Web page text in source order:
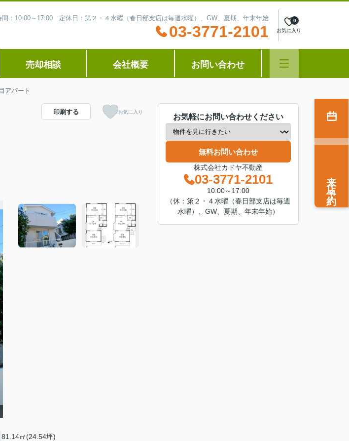
間：10:00～17:00 定休日：第２・４水曜（春日部支店は毎週水曜）、GW、夏期、年末年始
03-3771-2101 お気に入り
0
売却相談 会社概要 お問い合わせ
アパート
印刷する お気に入り
81.14㎡(24.54坪)
お気軽にお問い合わせください
無料お問い合わせ
株式会社カドヤ不動産
03-3771-2101
10:00～17:00
（休：第２・４水曜（春日部支店は毎週
水曜）、GW、夏期、年末年始）
来店予約